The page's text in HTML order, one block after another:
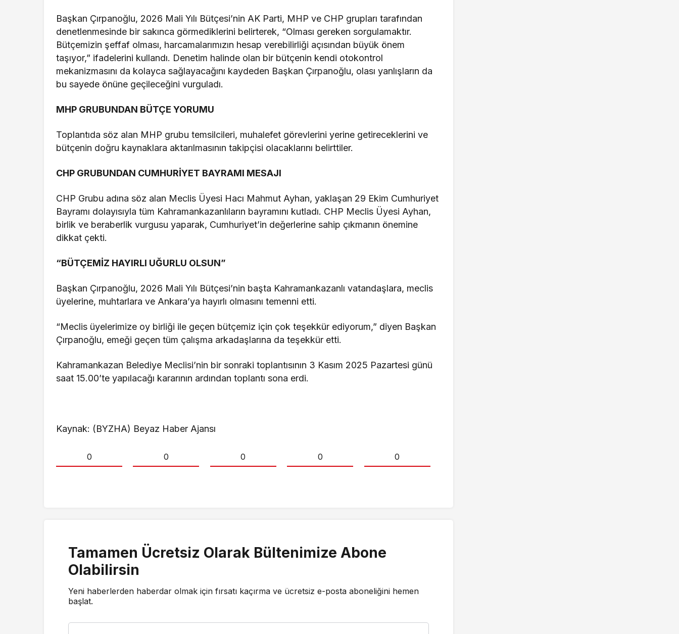
Başkan Çırpanoğlu, 2026 Mali Yılı Bütçesi’nin AK Parti, MHP ve CHP grupları tarafından
denetlenmesinde bir sakınca görmediklerini belirterek, “Olması gereken sorgulamaktır.
Bütçemizin şeffaf olması, harcamalarımızın hesap verebilirliği açısından büyük önem
taşıyor,” ifadelerini kullandı. Denetim halinde olan bir bütçenin kendi otokontrol
mekanizmasını da kolayca sağlayacağını kaydeden Başkan Çırpanoğlu, olası yanlışların da
bu sayede önüne geçileceğini vurguladı.
MHP GRUBUNDAN BÜTÇE YORUMU
Toplantıda söz alan MHP grubu temsilcileri, muhalefet görevlerini yerine getireceklerini ve
bütçenin doğru kaynaklara aktarılmasının takipçisi olacaklarını belirttiler.
CHP GRUBUNDAN CUMHURİYET BAYRAMI MESAJI
CHP Grubu adına söz alan Meclis Üyesi Hacı Mahmut Ayhan, yaklaşan 29 Ekim Cumhuriyet
Bayramı dolayısıyla tüm Kahramankazanlıların bayramını kutladı. CHP Meclis Üyesi Ayhan,
birlik ve beraberlik vurgusu yaparak, Cumhuriyet’in değerlerine sahip çıkmanın önemine
dikkat çekti.
“BÜTÇEMİZ HAYIRLI UĞURLU OLSUN”
Başkan Çırpanoğlu, 2026 Mali Yılı Bütçesi’nin başta Kahramankazanlı vatandaşlara, meclis
üyelerine, muhtarlara ve Ankara’ya hayırlı olmasını temenni etti.
“Meclis üyelerimize oy birliği ile geçen bütçemiz için çok teşekkür ediyorum,” diyen Başkan
Çırpanoğlu, emeği geçen tüm çalışma arkadaşlarına da teşekkür etti.
Kahramankazan Belediye Meclisi’nin bir sonraki toplantısının 3 Kasım 2025 Pazartesi günü
saat 15.00’te yapılacağı kararının ardından toplantı sona erdi.
Kaynak: (BYZHA) Beyaz Haber Ajansı
0 0 0 0 0
Tamamen Ücretsiz Olarak Bültenimize Abone
Olabilirsin
Yeni haberlerden haberdar olmak için fırsatı kaçırma ve ücretsiz e-posta aboneliğini hemen
başlat.